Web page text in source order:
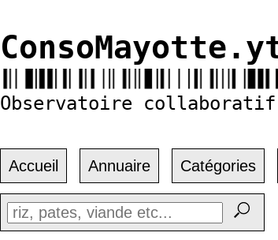
Observatoire
Accueil Annuaire Catégories